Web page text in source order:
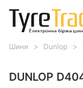
DUNLOP
Шини Dunlop